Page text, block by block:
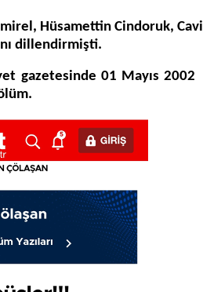
Hüsamettin Cindoruk,
dillendirmişti.
gazetesinde 01 Mayıs 2002